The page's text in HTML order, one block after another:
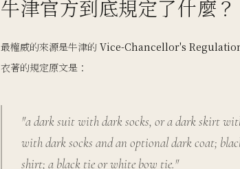
牛津官方到底規定了什麼？
最權威的來源是牛津的 Vice-Chancellor's
衣著的規定原文是：
"a dark suit with dark socks, or a dark skirt
with dark socks and an optional dark coat;
shirt; a black tie or white bow tie."